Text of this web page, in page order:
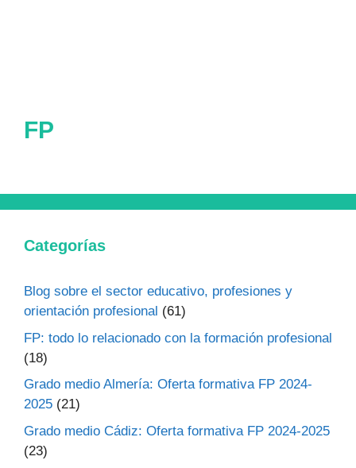
FP
Categorías
Blog sobre el sector educativo, profesiones y
orientación profesional (61)
FP: todo lo relacionado con la formación profesional
(18)
Grado medio Almería: Oferta formativa FP 2024-
2025 (21)
Grado medio Cádiz: Oferta formativa FP 2024-2025
(23)